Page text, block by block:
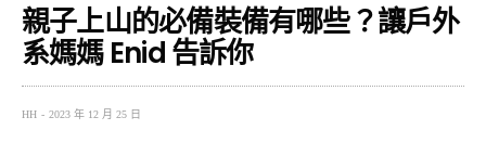
親子上山的必備裝備有哪些？讓戶外
系媽媽 Enid 告訴你
HH 2023 年 12 月 25 日